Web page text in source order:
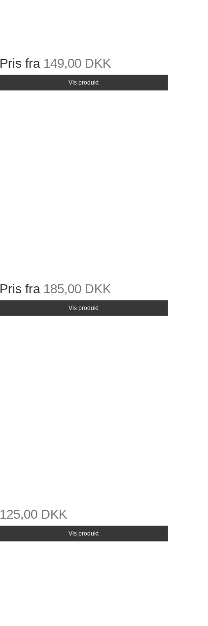
Pris fra 149,00 DKK
Vis produkt
Pris fra 185,00 DKK
Vis produkt
125,00 DKK
Vis produkt